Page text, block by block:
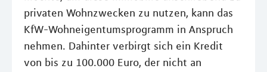
privaten Wohnzwecken zu nutzen, kann das
KfW-Wohneigentumsprogramm in Anspruch
nehmen. Dahinter verbirgt sich ein Kredit
von bis zu 100.000 Euro, der nicht an